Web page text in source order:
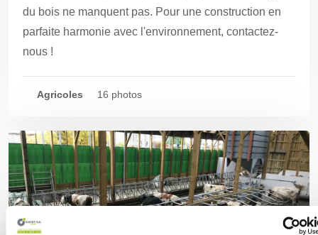
du bois ne manquent pas. Pour une construction en
parfaite harmonie avec l'environnement, contactez-
nous !
Agricoles 16 photos